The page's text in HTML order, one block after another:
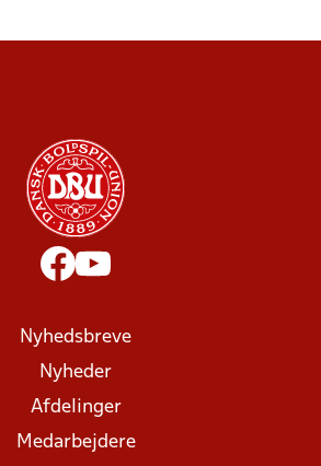
Nyhedsbreve
Nyheder
Afdelinger
Medarbejdere